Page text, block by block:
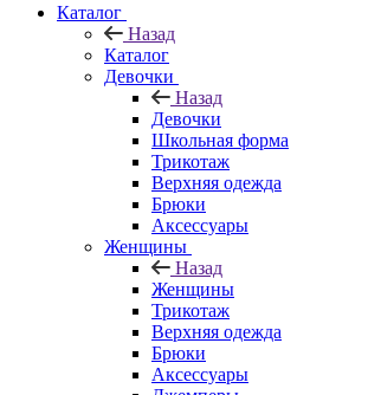
Каталог
Назад
Каталог
Девочки
Назад
Девочки
Школьная форма
Трикотаж
Верхняя одежда
Брюки
Аксессуары
Женщины
Назад
Женщины
Трикотаж
Верхняя одежда
Брюки
Аксессуары